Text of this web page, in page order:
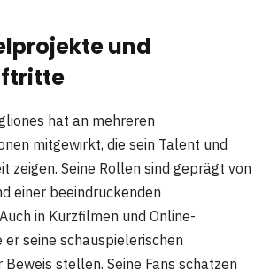
und
hat an mehreren
mitgewirkt, die sein Talent und
zeigen. Seine Rollen sind geprägt von
einer beeindruckenden
in Kurzfilmen und Online-
seine schauspielerischen
stellen. Seine Fans schätzen